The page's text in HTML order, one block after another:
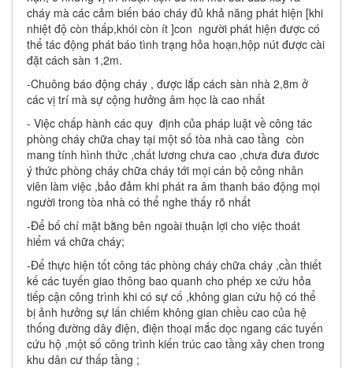
cháy mà các cảm biến báo cháy đủ khả năng phát hiện [khi
nhiệt độ còn thấp,khói còn ít ]con người phát hiện được có
thể tác động phát báo tình trạng hỏa hoạn,hộp nút được cài
đặt cách sàn 1,2m.
-Chuông báo động cháy , được lắp cách sàn nhà 2,8m ở
các vị trí mà sự cộng hưởng âm học là cao nhất
- Việc chấp hành các quy định của pháp luật về công tác
phòng cháy chữa chay tại một số tòa nhà cao tầng còn
mang tính hình thức ,chất lương chưa cao ,chưa đưa đươc
ý thức phòng cháy chữa cháy tới mọi cán bộ công nhân
viên làm việc ,bảo đảm khi phát ra âm thanh báo động mọi
người trong tòa nhà có thể nghe thấy rõ nhất
-Để bố chí mặt bằng bên ngoài thuận lợi cho việc thoát
hiểm vá chữa cháy;
-Để thực hiện tốt công tác phòng cháy chữa cháy ,cần thiết
kế các tuyến giao thông bao quanh cho phép xe cứu hỏa
tiếp cận công trình khi có sự cố ,không gian cứu hộ có thể
bị ảnh hưởng sự lấn chiếm không gian chiều cao của hệ
thống đường dây điện, điện thoại mắc dọc ngang các tuyến
cứu hộ ,một số công trình kiến trúc cao tầng xây chen trong
khu dân cư thấp tầng ;